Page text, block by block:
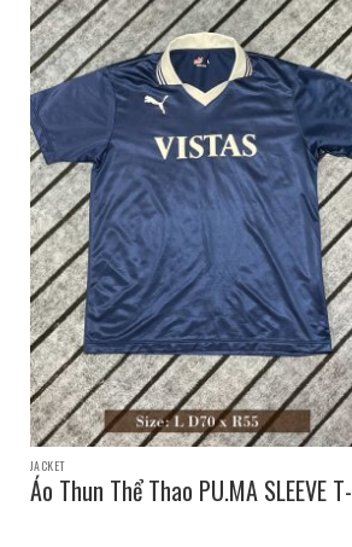
JACKET
Áo Thun Thể Thao PU.MA SLEEVE T-